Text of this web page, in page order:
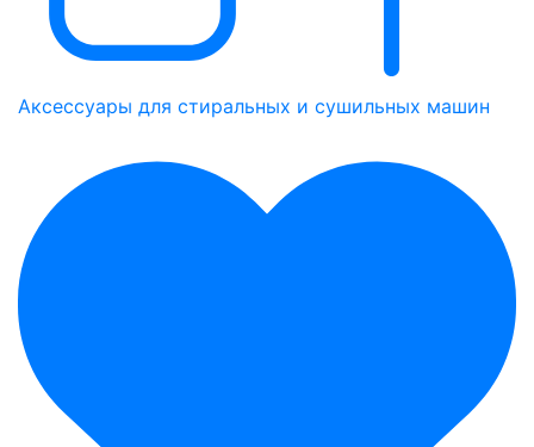
Аксессуары для стиральных и сушильных машин